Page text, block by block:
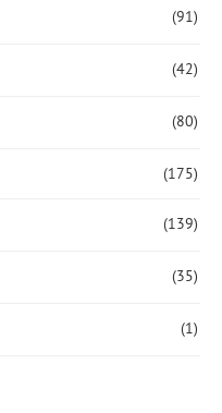
(91)
(42)
(80)
(175)
(139)
(35)
(1)